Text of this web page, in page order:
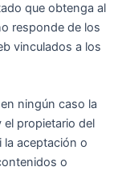
que obtenga al
responde de los
vinculados a los
ningún caso la
el propietario del
la aceptación o
o